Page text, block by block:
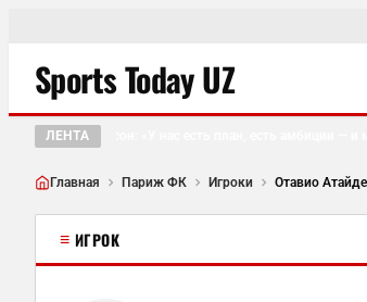
Sports Today UZ
ЛЕНТА
Дэвид Хопкинсон: «У нас есть план, есть амбиции — и
Главная Париж ФК Игроки Отавио
≡ ИГРОК